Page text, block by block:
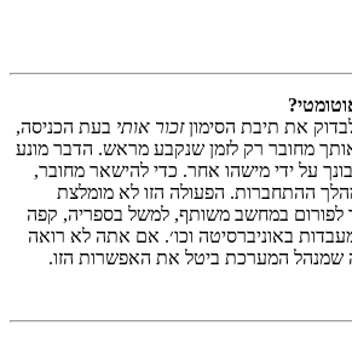
את תיבת הסימוןזכור אותי בעת הכניסה,
מחובר רק לזמן שנקבע מראש. הדבר מונע
על ידי מישהו אחר. כדי להישאר מחובר,
ההתחברות. הפעולה הזו לא מומלצת
במחשב משותף, למשל בספריה, קפה
באוניברסיטה וכו׳. אם אתה לא רואה
שמנהל המערכת ביטל את האפשרות הזו.